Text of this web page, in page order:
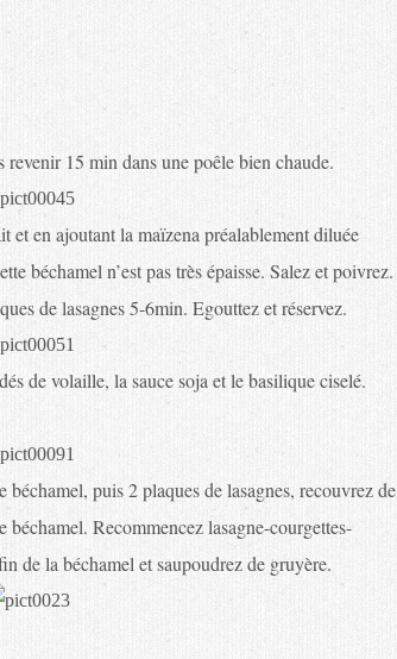
15 min dans une poêle bien chaude.
et en ajoutant la maïzena préalablement diluée
béchamel n’est pas très épaisse. Salez et poivrez.
de lasagnes 5-6min. Egouttez et réservez.
de volaille, la sauce soja et le basilique ciselé.
puis 2 plaques de lasagnes, recouvrez de
Recommencez lasagne-courgettes-
de la béchamel et saupoudrez de gruyère.